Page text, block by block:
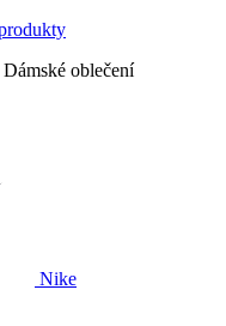
Dámské oblečení
Nike